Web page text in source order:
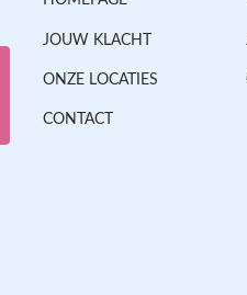
JOUW KLACHT
ONZE LOCATIES
CONTACT